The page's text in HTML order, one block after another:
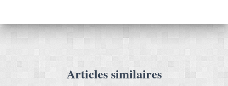
Articles similaires